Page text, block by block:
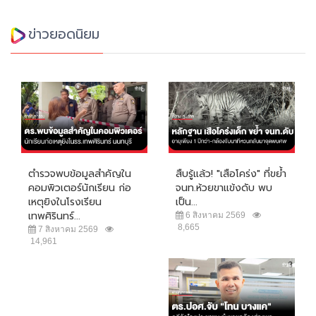
ข่าวยอดนิยม
ตำรวจพบข้อมูลสำคัญใน
คอมพิวเตอร์นักเรียน ก่อ
เหตุยิงในโรงเรียน
เทพศิรินทร์...
7 สิงหาคม 2569
14,961
สืบรู้แล้ว! "เสือโคร่ง" ที่ขย้ำ
จนท.ห้วยขาแข้งดับ พบ
เป็น...
6 สิงหาคม 2569
8,665